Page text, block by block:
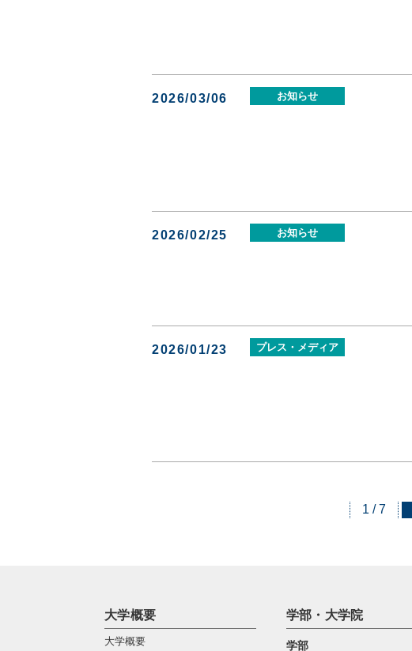
2026/03/06 お知らせ
2026/02/25 お知らせ
2026/01/23 プレス・メディア
1 / 7
大学概要
大学概要
学部・大学院
学部